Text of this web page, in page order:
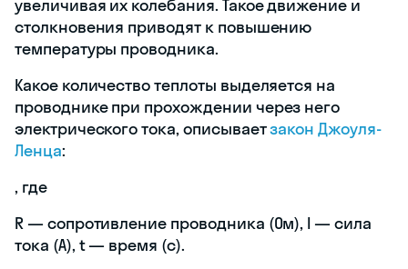
увеличивая их колебания. Такое движение и
столкновения приводят к повышению
температуры проводника.
Какое количество теплоты выделяется на
проводнике при прохождении через него
электрического тока, описываетзакон Джоуля-
Ленца:
, где
R — сопротивление проводника (Ом), I — сила
тока (А), t — время (с).